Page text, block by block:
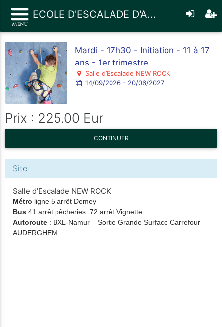
ECOLE D'ESCALADE D'A...
Mardi - 17h30 - Initiation - 11 à 17
ans - 1er trimestre
Salle d’Escalade NEW ROCK
14/09/2026 - 20/06/2027
Prix : 225.00 Eur
CONTINUER
Site
Salle d’Escalade NEW ROCK
Métro ligne 5 arrêt Demey
Bus 41 arrêt pêcheries. 72 arrêt Vignette
Autoroute : BXL-Namur – Sortie Grande Surface Carrefour
AUDERGHEM